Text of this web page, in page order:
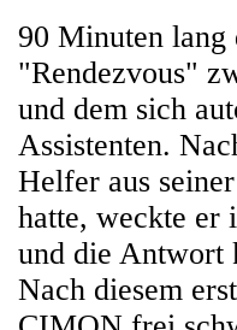
90 Minuten lang
"Rendezvous"
und dem sich
Assistenten.
Helfer aus
hatte, weckte
und die Antwort
Nach diesem